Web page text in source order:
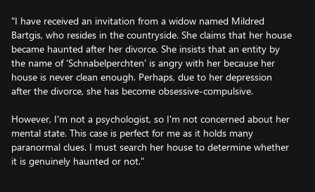
"I have received an invitation from a widow named Mildred
Bartgis, who resides in the countryside. She claims that her house
became haunted after her divorce. She insists that an entity by
the name of 'Schnabelperchten' is angry with her because her
house is never clean enough. Perhaps, due to her depression
after the divorce, she has become obsessive-compulsive.
However, I'm not a psychologist, so I'm not concerned about her
mental state. This case is perfect for me as it holds many
paranormal clues. I must search her house to determine whether
it is genuinely haunted or not."